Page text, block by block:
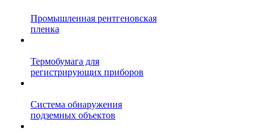
Промышленная рентгеновская
пленка
Термобумага для
регистрирующих приборов
Система обнаружения
подземных объектов